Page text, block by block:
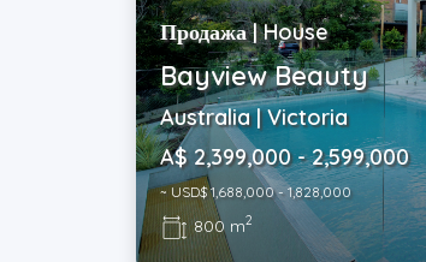
Продажа | House
Bayview Beauty
Australia | Victoria
A$ 2,399,000 - 2,599,000
~ USD$ 1,688,000 - 1,828,000
800 m2